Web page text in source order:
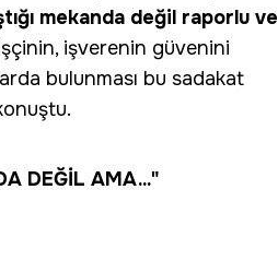
mekanda değil raporlu ve
işverenin güvenini
bulunması bu sadakat
DEĞİL AMA..."